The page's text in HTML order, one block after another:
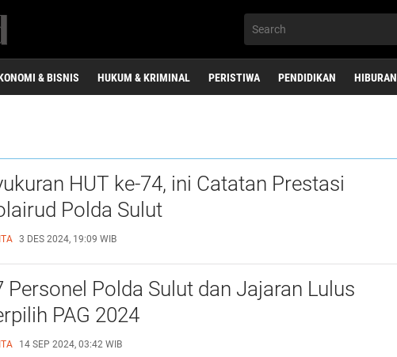
& BISNIS HUKUM & KRIMINAL PERISTIWA PENDIDIKAN HIBURAN
HUT ke-74, ini Catatan Prestasi
Polda Sulut
3 DES 2024, 19:09 WIB
Personel Polda Sulut dan Jajaran Lulus
PAG 2024
14 SEP 2024, 03:42 WIB